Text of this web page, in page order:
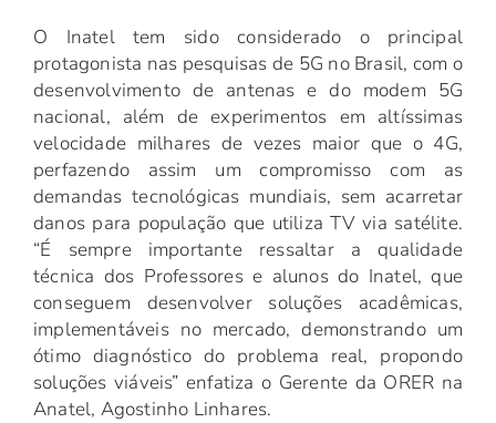
O Inatel tem sido considerado o principal
protagonista nas pesquisas de 5G no Brasil, com o
desenvolvimento de antenas e do modem 5G
nacional, além de experimentos em altíssimas
velocidade milhares de vezes maior que o 4G,
perfazendo assim um compromisso com as
demandas tecnológicas mundiais, sem acarretar
danos para população que utiliza TV via satélite.
“É sempre importante ressaltar a qualidade
técnica dos Professores e alunos do Inatel, que
conseguem desenvolver soluções acadêmicas,
implementáveis no mercado, demonstrando um
ótimo diagnóstico do problema real, propondo
soluções viáveis” enfatiza o Gerente da ORER na
Anatel, Agostinho Linhares.